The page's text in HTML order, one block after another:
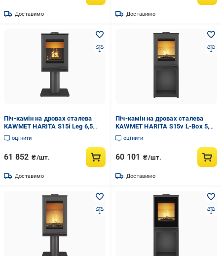
Доставимо Доставимо
Піч-камін на дровах сталева
KAWMET HARITA S15i Leg 6,5
кВт (WS15i-Leg)
оцінити
61 852 ₴/шт.
Доставимо
Піч-камін на дровах сталева
KAWMET HARITA S15v L-Box 5,7
кВт (WS15v-LBox)
оцінити
60 101 ₴/шт.
Доставимо